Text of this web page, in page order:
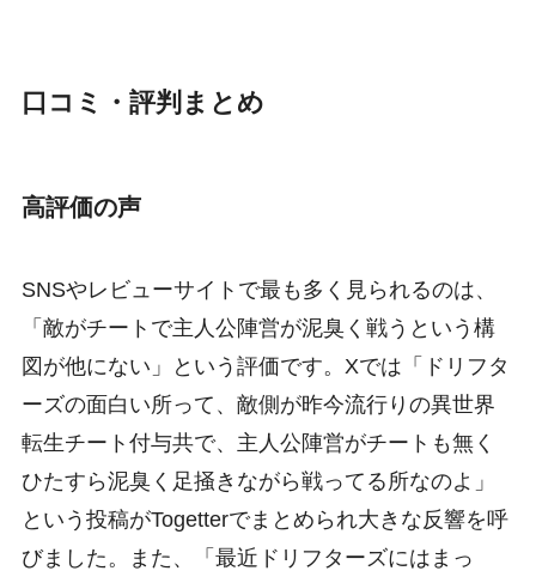
口コミ・評判まとめ
高評価の声
SNSやレビューサイトで最も多く見られるのは、
「敵がチートで主人公陣営が泥臭く戦うという構
図が他にない」という評価です。Xでは「ドリフタ
ーズの面白い所って、敵側が昨今流行りの異世界
転生チート付与共で、主人公陣営がチートも無く
ひたすら泥臭く足掻きながら戦ってる所なのよ」
という投稿がTogetterでまとめられ大きな反響を呼
びました。また、「最近ドリフターズにはまっ